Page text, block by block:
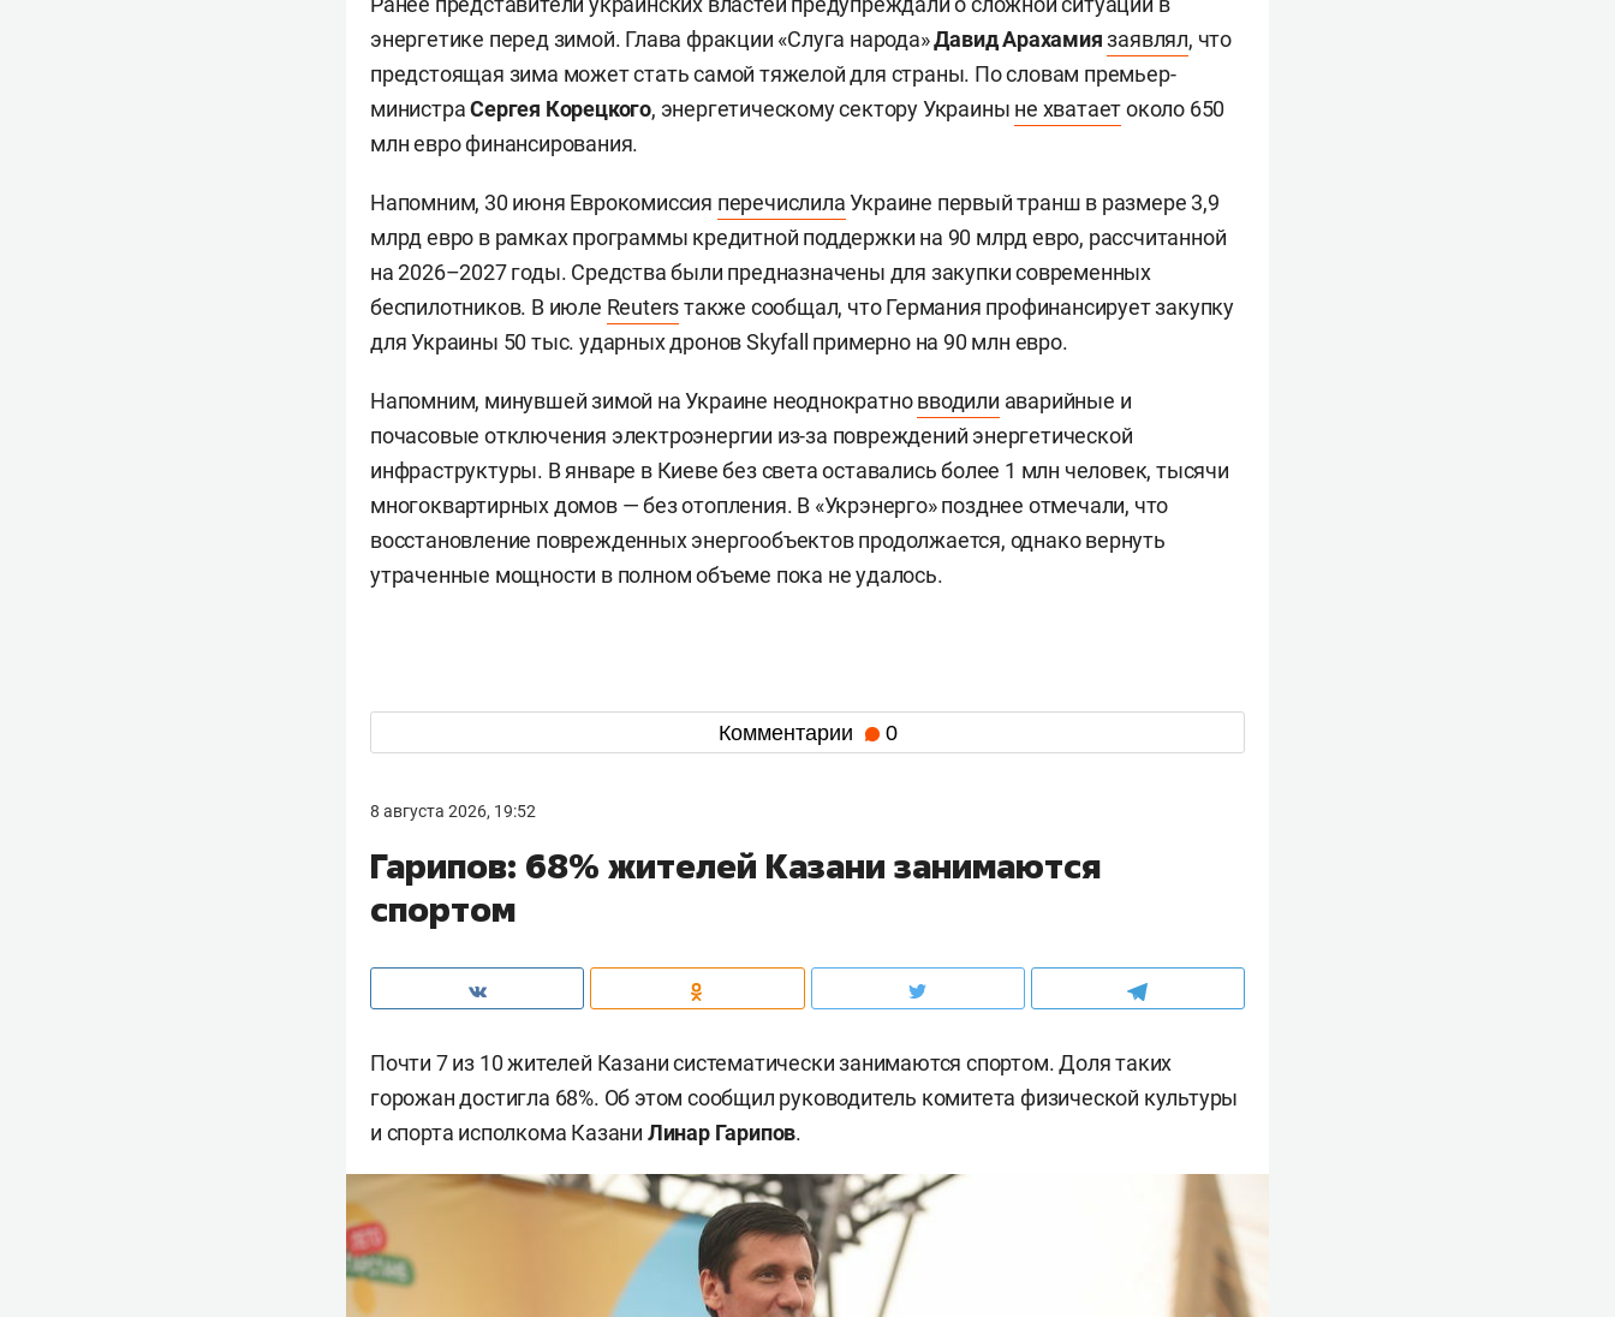
энергетике перед зимой. Глава фракции «Слуга народа»Давид Арахамия заявлял, что
предстоящая зима может стать самой тяжелой для страны. По словам премьер-
министраСергея Корецкого, энергетическому сектору Украины не хватаетоколо 650
млн евро финансирования.
Напомним, 30 июня Еврокомиссия перечислилаУкраине первый транш в размере 3,9
млрд евро в рамках программы кредитной поддержки на 90 млрд евро, рассчитанной
на 2026–2027 годы. Средства были предназначены для закупки современных
беспилотников. В июле Reutersтакже сообщал, что Германия профинансирует закупку
для Украины 50 тыс. ударных дронов Skyfall примерно на 90 млн евро.
Напомним, минувшей зимой на Украине неоднократновводили аварийные и
почасовые отключения электроэнергии из-за повреждений энергетической
инфраструктуры. В январе в Киеве без света оставались более 1 млн человек, тысячи
многоквартирных домов — без отопления. В «Укрэнерго» позднее отмечали, что
восстановление поврежденных энергообъектов продолжается, однако вернуть
утраченные мощности в полном объеме пока не удалось.
Комментарии 0
8 августа 2026, 19:52
Гарипов: 68% жителей Казани занимаются
спортом
Почти 7 из 10 жителей Казани систематически занимаются спортом. Доля таких
горожан достигла 68%. Об этом сообщил руководитель комитета физической культуры
и спорта исполкома Казани Линар Гарипов.